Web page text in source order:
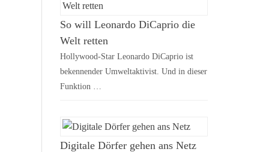
So will Leonardo DiCaprio die
Welt retten
Hollywood-Star Leonardo DiCaprio ist
bekennender Umweltaktivist. Und in dieser
Funktion …
Digitale Dörfer gehen ans Netz